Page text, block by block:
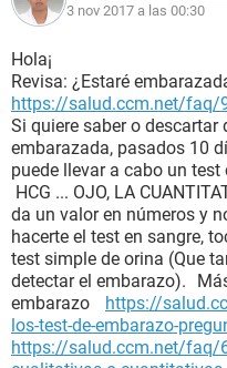
3 nov 2017 a las 00:30
Hola¡
Revisa: ¿Estaré
https://salud.ccm.net/faq/
Si quiere saber o descartar
embarazada, pasados 10
puede llevar a cabo un
HCG ... OJO, LA
da un valor en números y
hacerte el test en sangre,
test simple de orina (Que
detectar el embarazo).
embarazo https://
los-test-de-embarazo-
https://salud.ccm.net/faq/